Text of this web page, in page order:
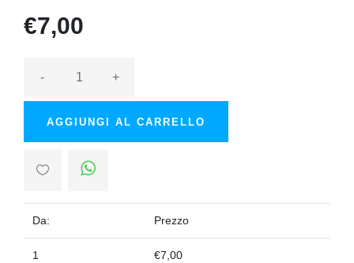
€7,00
- +
AGGIUNGI AL CARRELLO
Da: Prezzo
1 €7,00